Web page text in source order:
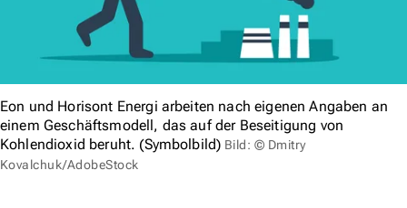
Eon und Horisont Energi arbeiten nach eigenen Angaben an
einem Geschäftsmodell, das auf der Beseitigung von
Kohlendioxid beruht. (Symbolbild) Bild: © Dmitry
Kovalchuk/AdobeStock